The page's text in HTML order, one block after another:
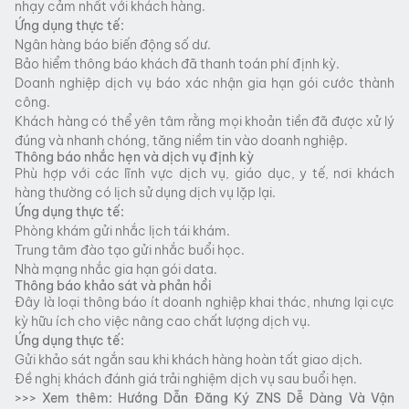
nhạy cảm nhất với khách hàng.
Ứng dụng thực tế:
Ngân hàng báo biến động số dư.
Bảo hiểm thông báo khách đã thanh toán phí định kỳ.
Doanh nghiệp dịch vụ báo xác nhận gia hạn gói cước thành
công.
Khách hàng có thể yên tâm rằng mọi khoản tiền đã được xử lý
đúng và nhanh chóng, tăng niềm tin vào doanh nghiệp.
Thông báo nhắc hẹn và dịch vụ định kỳ
Phù hợp với các lĩnh vực dịch vụ, giáo dục, y tế, nơi khách
hàng thường có lịch sử dụng dịch vụ lặp lại.
Ứng dụng thực tế:
Phòng khám gửi nhắc lịch tái khám.
Trung tâm đào tạo gửi nhắc buổi học.
Nhà mạng nhắc gia hạn gói data.
Thông báo khảo sát và phản hồi
Đây là loại thông báo ít doanh nghiệp khai thác, nhưng lại cực
kỳ hữu ích cho việc nâng cao chất lượng dịch vụ.
Ứng dụng thực tế:
Gửi khảo sát ngắn sau khi khách hàng hoàn tất giao dịch.
Đề nghị khách đánh giá trải nghiệm dịch vụ sau buổi hẹn.
>>> Xem thêm: Hướng Dẫn Đăng Ký ZNS Dễ Dàng Và Vận